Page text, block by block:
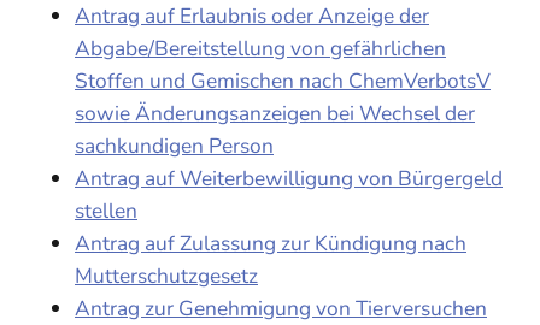
Antrag auf Erlaubnis oder Anzeige der
Abgabe/Bereitstellung von gefährlichen
Stoffen und Gemischen nach ChemVerbotsV
sowie Änderungsanzeigen bei Wechsel der
sachkundigen Person
Antrag auf Weiterbewilligung von Bürgergeld
stellen
Antrag auf Zulassung zur Kündigung nach
Mutterschutzgesetz
Antrag zur Genehmigung von Tierversuchen